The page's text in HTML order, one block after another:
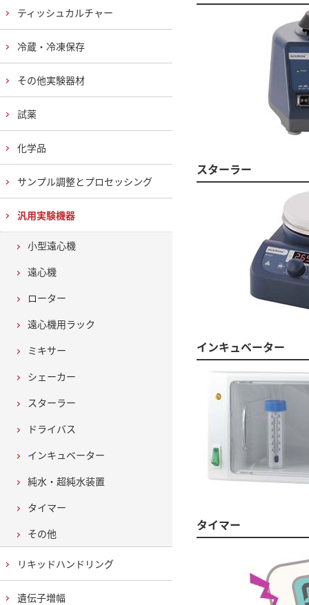
スターラー
インキュベーター
タイマー
ティッシュカルチャー
冷蔵・冷凍保存
その他実験器材
試薬
化学品
サンプル調整とプロセッシング
汎用実験機器
小型遠心機
遠心機
ローター
遠心機用ラック
ミキサー
シェーカー
スターラー
ドライバス
インキュベーター
純水・超純水装置
タイマー
その他
リキッドハンドリング
遺伝子増幅